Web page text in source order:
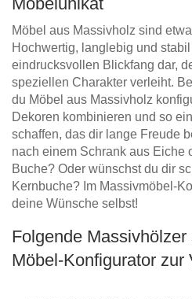
Möbel aus Massivholz sind
Hochwertig, langlebig und
eindrucksvollen Blickfang dar,
speziellen Charakter verleiht.
du Möbel aus Massivholz
Dekoren kombinieren und so
schaffen, das dir lange Freude
nach einem Schrank aus Eiche
Buche? Oder wünschst du dir
Kernbuche? Im Massivmöbel-
deine Wünsche selbst!
Folgende Massivhölzer
Möbel-Konfigurator zur